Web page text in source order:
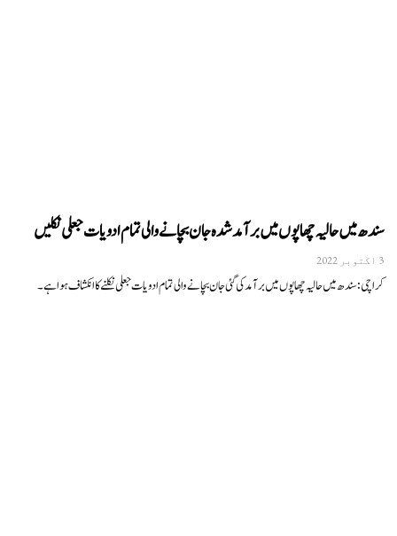
سندھ میں حالیہ چھاپوں میں برآمد شدہ جان بچانے والی تمام ادویات جعلی نکلیں
3 اکتوبر 2022
کراچی: سندھ میں حالیہ چھاپوں میں برآمدکی گئی جان بچانے والی تمام ادویات جعلی نکلنےکا انکشاف ہوا ہے۔